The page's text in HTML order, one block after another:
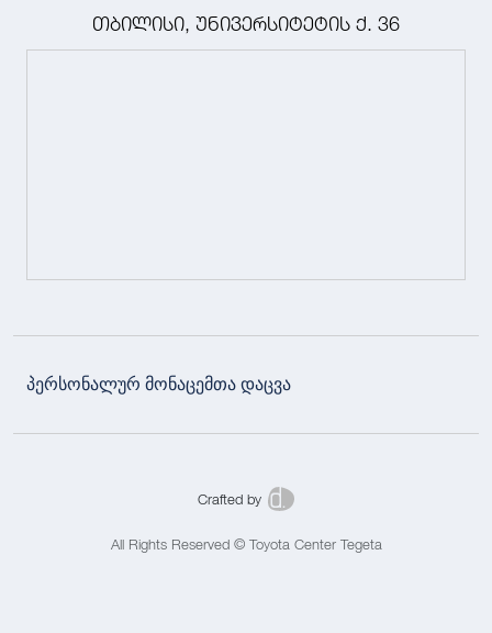
თბილისი, უნივერსიტეტის ქ. 36
პერსონალურ მონაცემთა დაცვა
All Rights Reserved © Toyota Center Tegeta
Crafted by